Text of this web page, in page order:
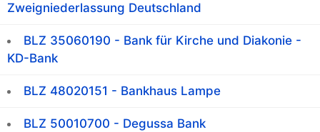
Zweigniederlassung Deutschland
BLZ 35060190 - Bank für Kirche und Diakonie -
KD-Bank
BLZ 48020151 - Bankhaus Lampe
BLZ 50010700 - Degussa Bank